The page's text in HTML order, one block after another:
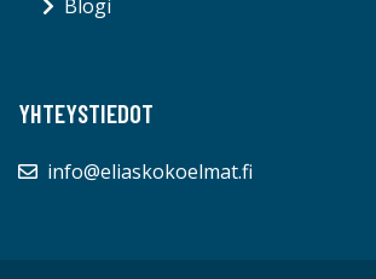
Blogi
YHTEYSTIEDOT
info@eliaskokoelmat.fi